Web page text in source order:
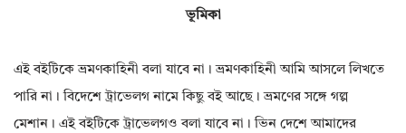
ভূমিকা
এই বইটিকে ভ্রমণকাহিনী বলা যাবে না। ভ্রমণকাহিনী আমি আসলে লিখতে
পারি না। বিদেশে ট্রাভেলগ নামে কিছু বই আছে। ভ্রমণের সঙ্গে গল্প
মেশান। এই বইটিকে ট্রাভেলগও বলা যাবে না। ভিন দেশে আমাদের